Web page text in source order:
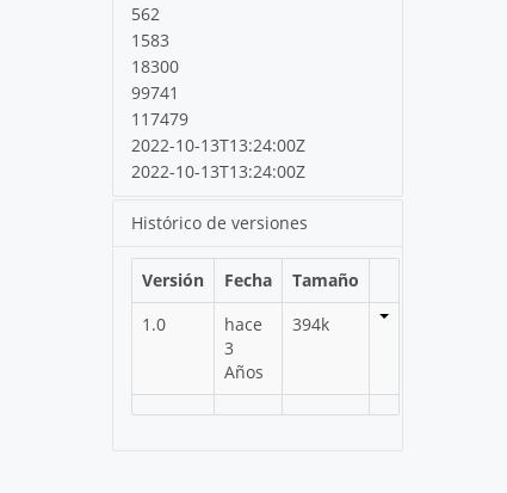
562
1583
18300
99741
117479
2022-10-13T13:24:00Z
2022-10-13T13:24:00Z
Histórico de versiones
Versión Fecha
Tamaño
1.0
hace
3
Años
394k